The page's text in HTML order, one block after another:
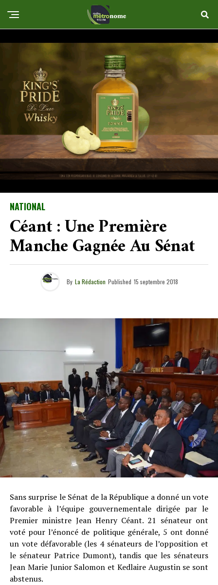
NATIONAL
Céant : Une Première
Manche Gagnée Au Sénat
By La Rédaction Published 15 septembre 2018
Sans surprise le Sénat de la République a donné un vote
favorable à l’équipe gouvernementale dirigée par le
Premier ministre Jean Henry Céant. 21 sénateur ont
voté pour l’énoncé de politique générale, 5 ont donné
un vote défavorable (les 4 sénateurs de l’opposition et
le sénateur Patrice Dumont), tandis que les sénateurs
Jean Marie Junior Salomon et Kedlaire Augustin se sont
abstenus.